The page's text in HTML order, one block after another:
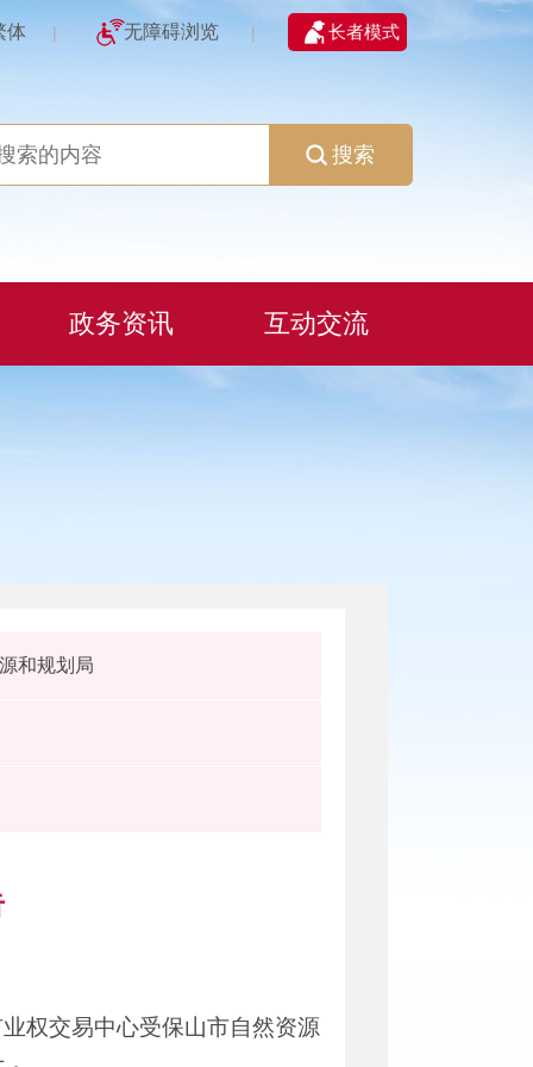
体 | 无障碍浏览 | 长者模式
搜索
政务资讯 互动交流
和规划局
权交易中心受保山市自然资源